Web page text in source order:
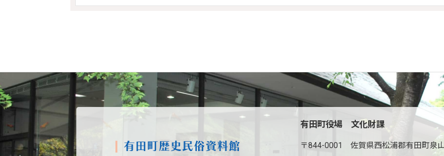
有田町役場 文化財課
〒844-0001 佐賀県西松浦郡有田町泉